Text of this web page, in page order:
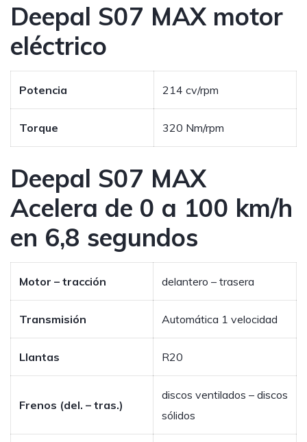
Deepal S07 MAX motor
eléctrico
Potencia 214 cv/rpm
Torque 320 Nm/rpm
Deepal S07 MAX
Acelera de 0 a 100 km/h
en 6,8 segundos
Motor – tracción delantero – trasera
Transmisión Automática 1 velocidad
Llantas R20
Frenos (del. – tras.)
discos ventilados – discos
sólidos